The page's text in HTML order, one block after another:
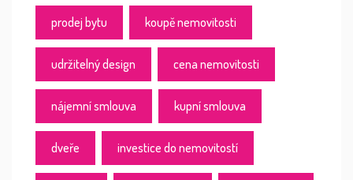
prodej bytu koupě nemovitosti
udržitelný design cena nemovitosti
nájemní smlouva kupní smlouva
dveře investice do nemovitostí